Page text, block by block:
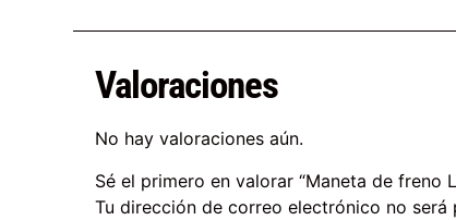
Valoraciones
No hay valoraciones aún.
Sé el primero en valorar “Maneta de freno L
Tu dirección de correo electrónico no será